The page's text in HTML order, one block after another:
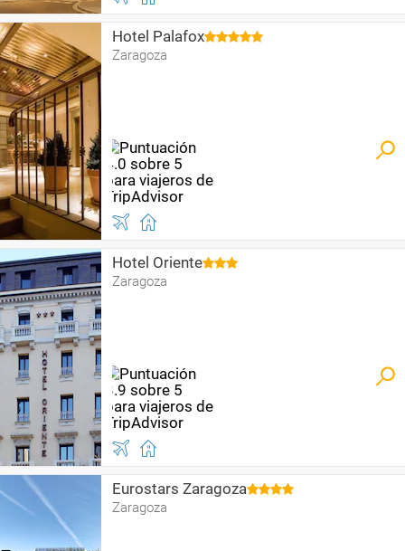
Hotel Palafox
Zaragoza
Hotel Oriente
Zaragoza
Eurostars Zaragoza
Zaragoza